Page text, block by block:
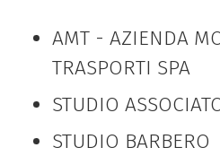
AMT - AZIENDA
TRASPORTI SPA
STUDIO
STUDIO BARBERO